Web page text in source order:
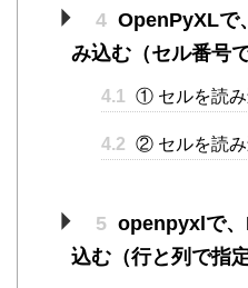
4 OpenPyXLで
み込む（セル番号
4.1 ① セルを読み
4.2 ② セルを読み
5 openpyxlで
込む（行と列で指定